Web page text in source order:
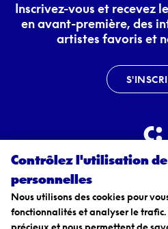
Inscrivez-vous et recevez
en avant-première, des
artistes favoris et
Instagram
Contrôlez l'utilisation de
personnelles
Nous utilisons des cookies pour
fonctionnalités et analyser le trafic.
précieux et nous permettent de